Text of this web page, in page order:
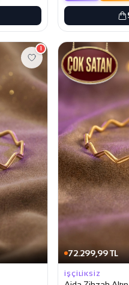
1
72.299,99 TL
İŞÇILIKSIZ